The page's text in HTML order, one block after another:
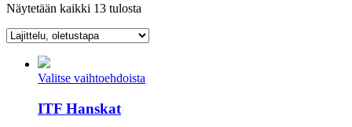
Näytetään kaikki 13 tulosta
Valitse vaihtoehdoista
ITF Hanskat